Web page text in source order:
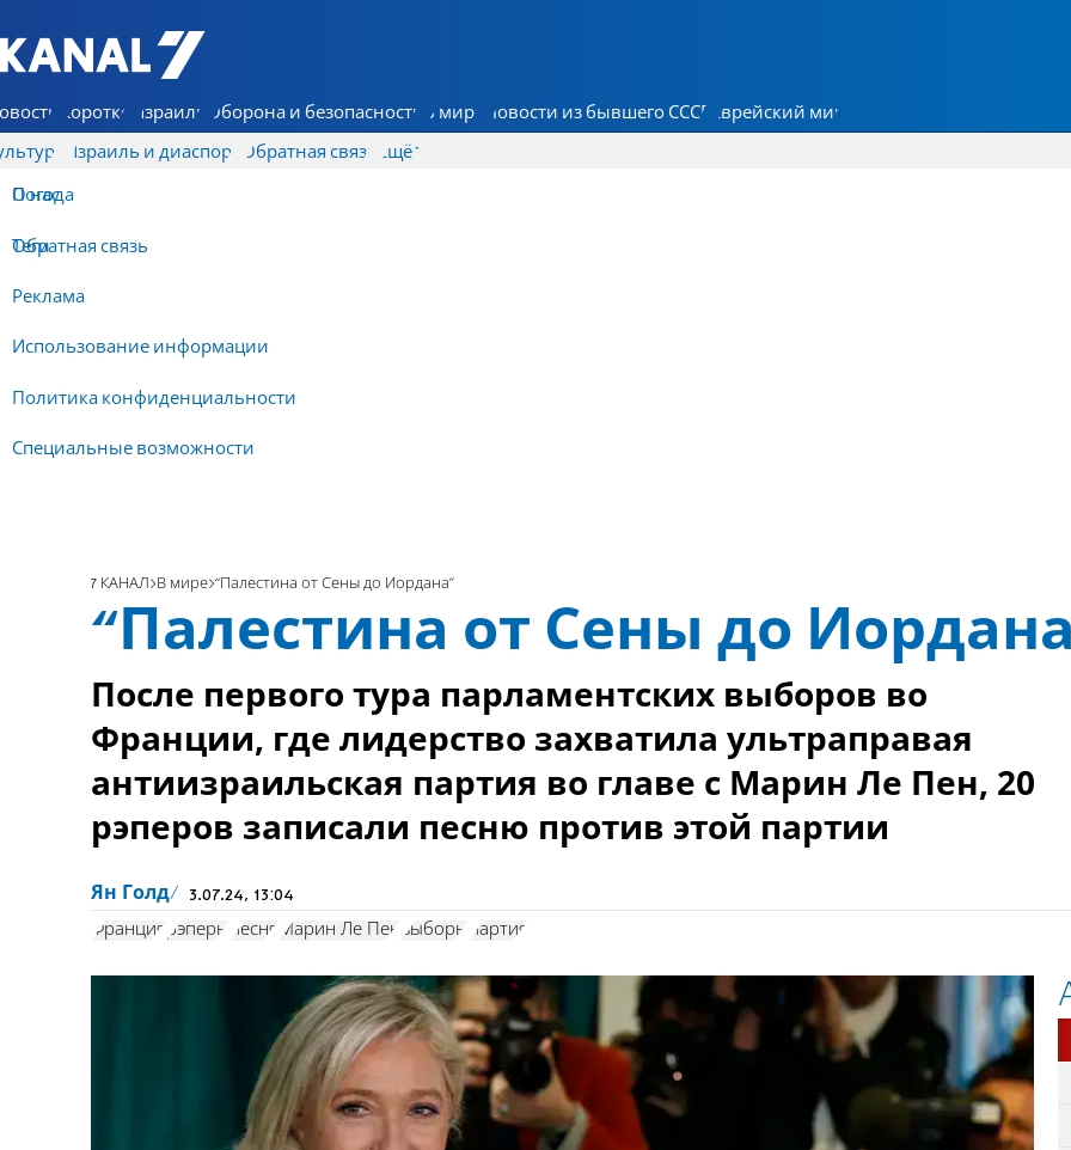
7 КАНАЛ - Аруц Шева
Коротко Израиль Оборона и безопасность В мире Новости из бывшего СССР Еврейский мир
Израиль и диаспора Обратная связь
О нас
Обратная связь
Реклама
Использование информации
Политика конфиденциальности
Специальные возможности
Ещё
Погода
Теги
7 КАНАЛ В мире “Палестина от Сены до Иордана”
“Палестина от Сены до
После первого тура парламентских выборов во
Франции, где лидерство захватила ультраправая
антиизраильская партия во главе с Марин Ле Пен, 20
рэперов записали песню против этой партии
Ян Голд 3.07.24, 13:04
Франция рэперы песня Марин Ле Пен выборы партия